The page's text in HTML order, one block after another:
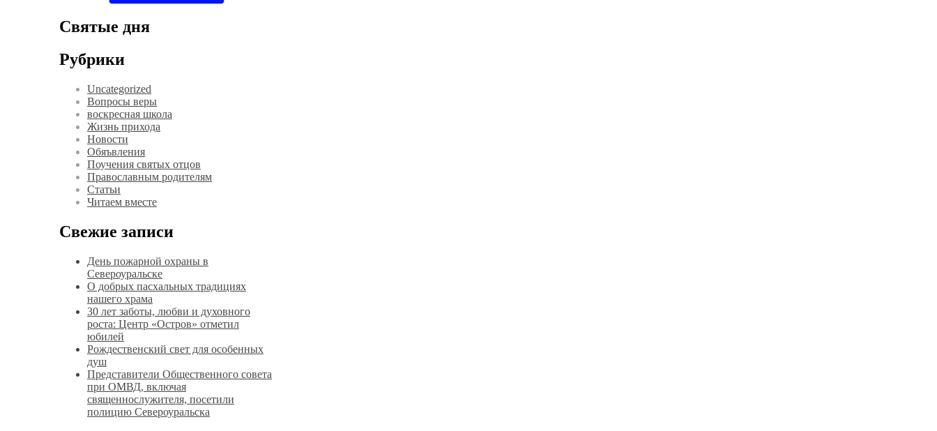
Святые дня
Рубрики
Uncategorized
Вопросы веры
воскресная школа
Жизнь прихода
Новости
Обяъвления
Поучения святых отцов
Православным родителям
Статьи
Читаем вместе
Свежие записи
День пожарной охраны в
Североуральске
О добрых пасхальных традициях
нашего храма
30 лет заботы, любви и духовного
роста: Центр «Остров» отметил
юбилей
Рождественский свет для особенных
душ
Представители Общественного совета
при ОМВД, включая
священнослужителя, посетили
полицию Североуральска